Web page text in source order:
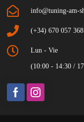
info@tuning-am-
(+34) 670 057 368
Lun - Vie
(10:00 - 14:30 /